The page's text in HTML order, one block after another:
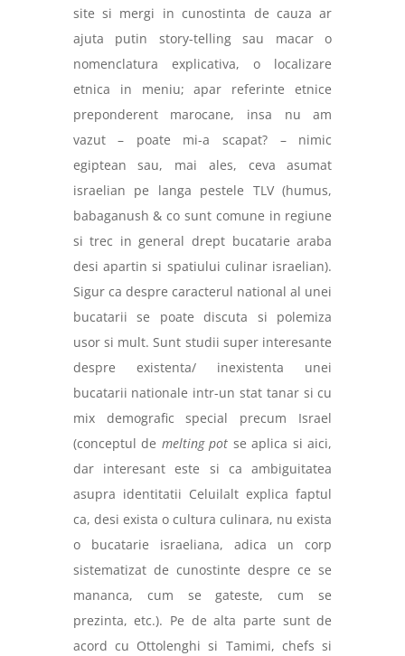
site si mergi in cunostinta de cauza ar
ajuta putin story-telling sau macar o
nomenclatura explicativa, o localizare
etnica in meniu; apar referinte etnice
preponderent marocane, insa nu am
vazut – poate mi-a scapat? – nimic
egiptean sau, mai ales, ceva asumat
israelian pe langa pestele TLV (humus,
babaganush & co sunt comune in regiune
si trec in general drept bucatarie araba
desi apartin si spatiului culinar israelian).
Sigur ca despre caracterul national al unei
bucatarii se poate discuta si polemiza
usor si mult. Sunt studii super interesante
despre existenta/ inexistenta unei
bucatarii nationale intr-un stat tanar si cu
mix demografic special precum Israel
(conceptul de melting pot se aplica si aici,
dar interesant este si ca ambiguitatea
asupra identitatii Celuilalt explica faptul
ca, desi exista o cultura culinara, nu exista
o bucatarie israeliana, adica un corp
sistematizat de cunostinte despre ce se
mananca, cum se gateste, cum se
prezinta, etc.). Pe de alta parte sunt de
acord cu Ottolenghi si Tamimi, chefs si